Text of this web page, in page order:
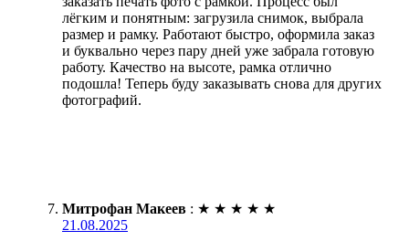
лёгким и понятным: загрузила снимок, выбрала
размер и рамку. Работают быстро, оформила заказ
и буквально через пару дней уже забрала готовую
работу. Качество на высоте, рамка отлично
подошла! Теперь буду заказывать снова для других
фотографий.
Митрофан Макеев : ★ ★ ★ ★ ★
21.08.2025